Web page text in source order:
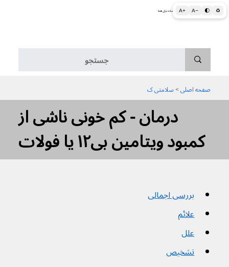
A+ A− 🌓 ♻ اطلاعات پزشکی و بهداشتی به زبان ساده برای همه
صفحه اصلی > سلامتی ک
درمان - کم خونی ناشی از
کمبود ویتامین بی۱۲ یا فولات
بررسی اجمالی
علائم
علل
تشخیص